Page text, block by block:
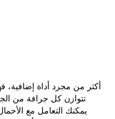
يمكنك التعامل مع